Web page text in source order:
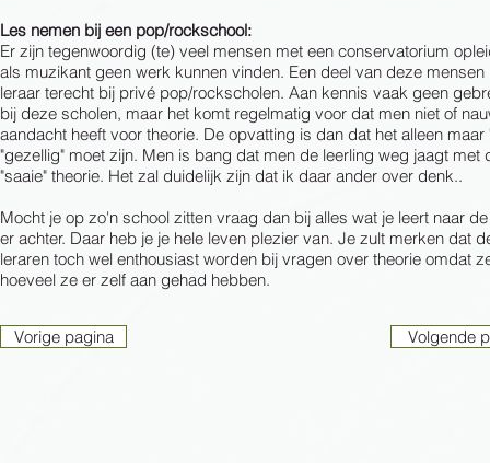
Les nemen bij een pop/rockschool:
Er zijn tegenwoordig (te) veel mensen met een conservatorium
als muzikant geen werk kunnen vinden. Een deel van deze mensen
leraar terecht bij privé pop/rockscholen. Aan kennis vaak geen
bij deze scholen, maar het komt regelmatig voor dat men niet of
aandacht heeft voor theorie. De opvatting is dan dat het alleen maar
"gezellig" moet zijn. Men is bang dat men de leerling weg jaagt met
"saaie" theorie. Het zal duidelijk zijn dat ik daar ander over denk..
Mocht je op zo'n school zitten vraag dan bij alles wat je leert naar
er achter. Daar heb je je hele leven plezier van. Je zult merken dat
leraren toch wel enthousiast worden bij vragen over theorie omdat
hoeveel ze er zelf aan gehad hebben.
Vorige pagina Volgende